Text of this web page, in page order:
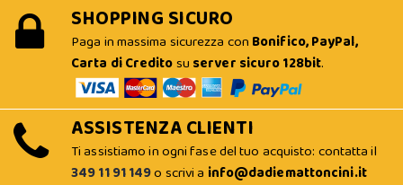
SHOPPING SICURO
Paga in massima sicurezza con Bonifico, PayPal,
Carta di Creditosu server sicuro 128bit.
ASSISTENZA CLIENTI
Ti assistiamo in ogni fase del tuo acquisto: contatta il
349 11 91 149o scrivi a info@dadiemattoncini.it